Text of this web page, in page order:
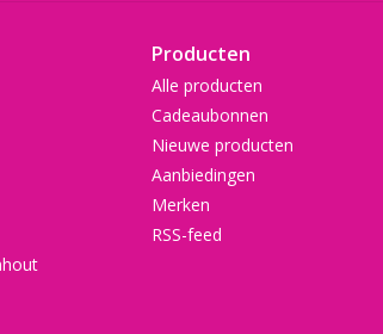
Producten
Alle producten
Cadeaubonnen
Nieuwe producten
Aanbiedingen
Merken
RSS-feed